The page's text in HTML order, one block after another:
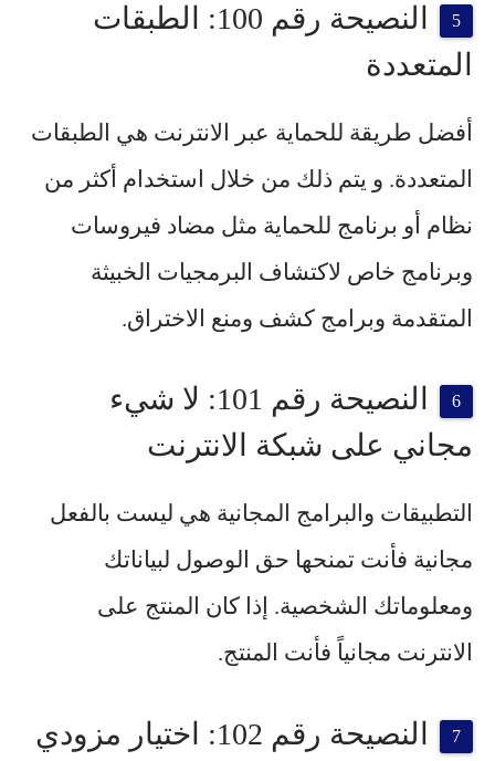
النصيحة رقم 100: الطبقات
المتعددة
أفضل طريقة للحماية عبر الانترنت هي الطبقات
المتعددة. و يتم ذلك من خلال استخدام أكثر من
نظام أو برنامج للحماية مثل مضاد فيروسات
وبرنامج خاص لاكتشاف البرمجيات الخبيثة
المتقدمة وبرامج كشف ومنع الاختراق.
النصيحة رقم 101: لا شيء
مجاني على شبكة الانترنت
التطبيقات والبرامج المجانية هي ليست بالفعل
مجانية فأنت تمنحها حق الوصول لبياناتك
ومعلوماتك الشخصية. إذا كان المنتج على
الانترنت مجانياً فأنت المنتج.
النصيحة رقم 102: اختيار مزودي